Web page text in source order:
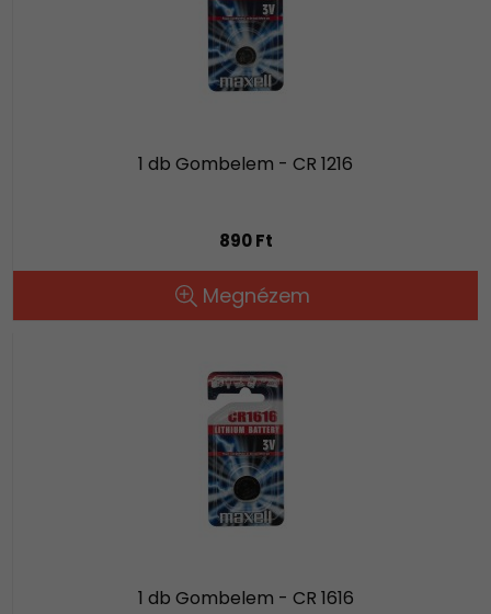
1 db Gombelem - CR 1216
890 Ft
Megnézem
1 db Gombelem - CR 1616